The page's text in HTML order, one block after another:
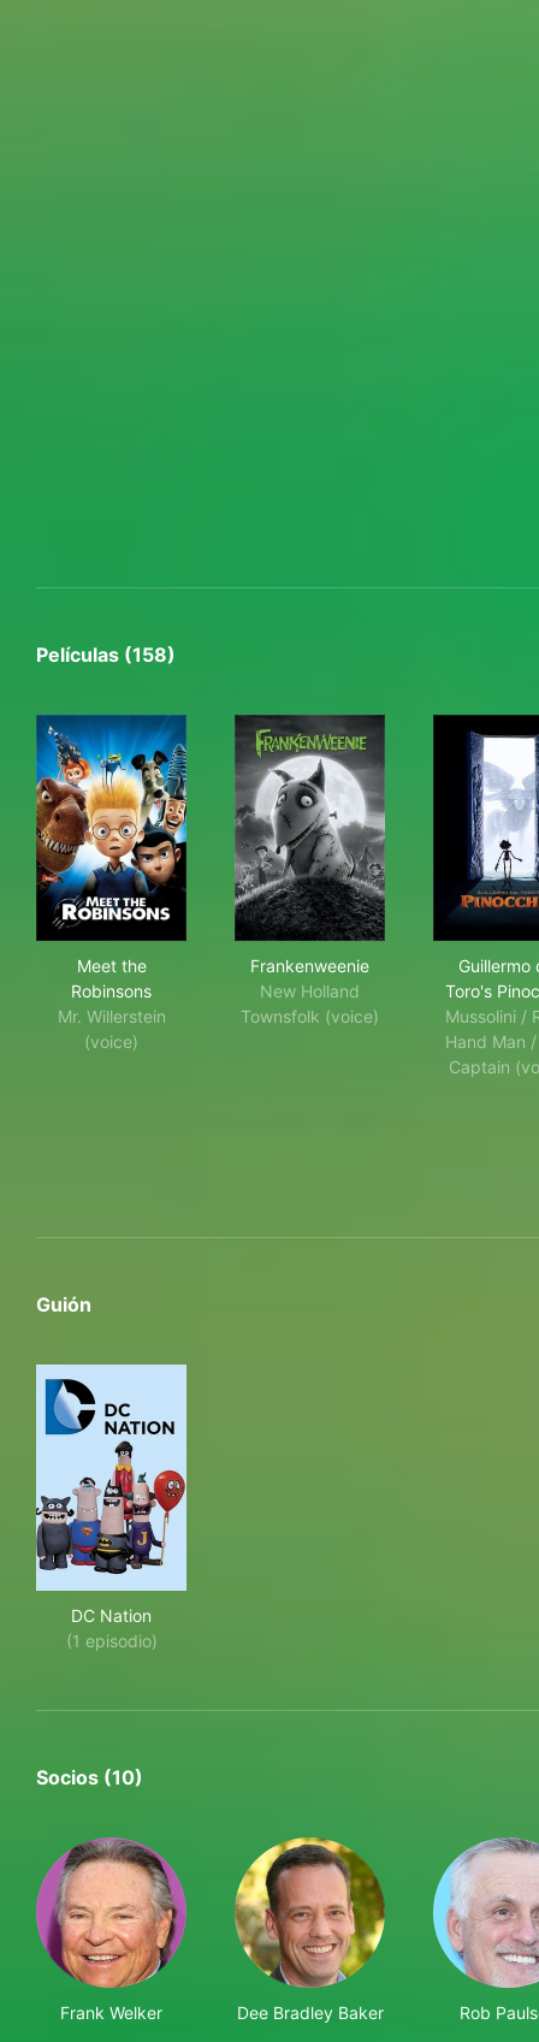
Películas (158)
Meet the
Robinsons
Mr. Willerstein
(voice)
Frankenweenie
New Holland
Townsfolk (voice)
Guillermo
Toro's
Mussolini /
Hand Man
Captain
Guión
DC Nation
(1 episodio)
Socios (10)
Frank Welker Dee Bradley Baker Rob